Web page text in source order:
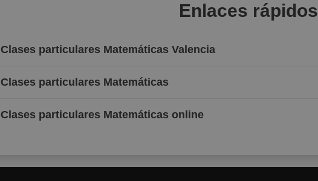
Enlaces rápidos
Clases particulares Matemáticas Valencia
Clases particulares Matemáticas
Clases particulares Matemáticas online